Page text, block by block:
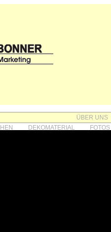
ÜBER UNS
DEKOMATERIAL FOTOS